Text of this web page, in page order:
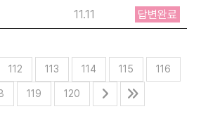
11.11 답변완료
112 113 114 115 116
119 120